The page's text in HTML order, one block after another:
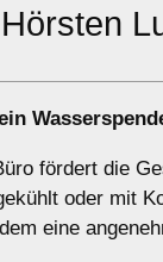
fördert die
oder mit
eine